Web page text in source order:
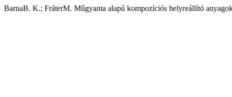
BarnaB. K.; FráterM. Műgyanta alapú kompozíciós helyreállító